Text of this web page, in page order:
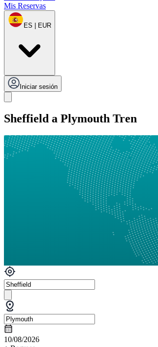
Mis Reservas
ES | EUR
Iniciar sesión
Sheffield a Plymouth Tren
10/08/2026